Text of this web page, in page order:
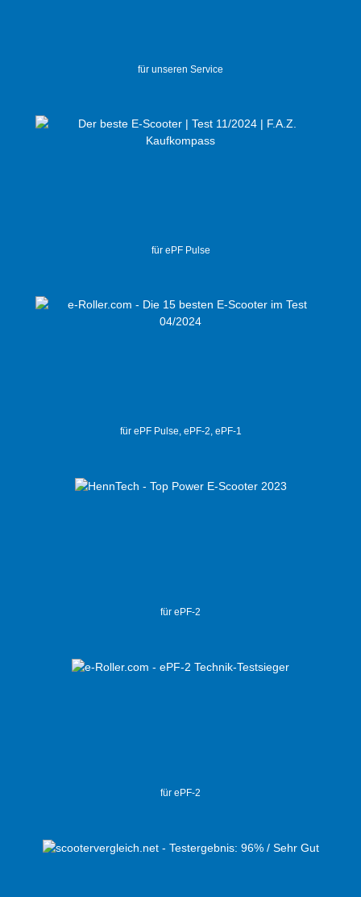
für unseren Service
für ePF Pulse
für ePF Pulse, ePF-2, ePF-1
für ePF-2
für ePF-2